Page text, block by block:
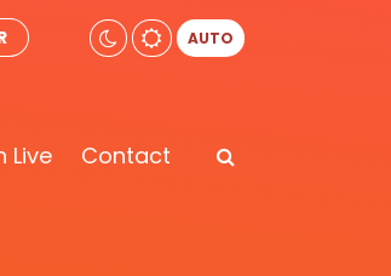
AUTO
Live Contact